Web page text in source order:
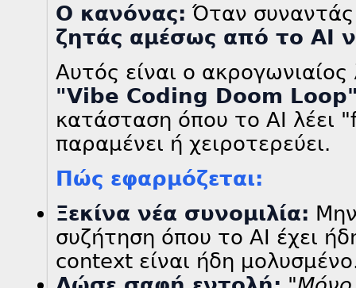
Ο κανόνας: Όταν
ζητάς αμέσως από το AI
Αυτός είναι ο
"Vibe Coding Doom
κατάσταση όπου το AI λέει
παραμένει ή χειροτερεύει.
Πώς εφαρμόζεται:
Ξεκίνα νέα συνομιλία:
συζήτηση όπου το AI έχει
context είναι ήδη